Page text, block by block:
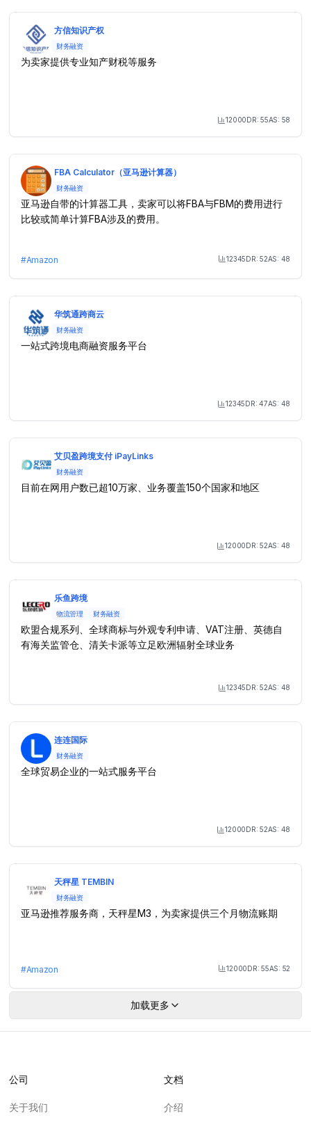
方信知识产权
财务融资
为卖家提供专业知产财税等服务
Month Visit
12000DR:55AS: 58
FBA Calculator（亚马逊计算器）
财务融资
亚马逊自带的计算器工具，卖家可以将FBA与FBM的费用进行
比较或简单计算FBA涉及的费用。
#Amazon Month Visit
12345DR:52AS: 48
华筑通跨商云
财务融资
一站式跨境电商融资服务平台
Month Visit
12345DR:47AS: 48
艾贝盈跨境支付 iPayLinks
财务融资
目前在网用户数已超10万家、业务覆盖150个国家和地区
Month Visit
12000DR:52AS: 48
乐鱼跨境
物流管理 财务融资
欧盟合规系列、全球商标与外观专利申请、VAT注册、英德自
有海关监管仓、清关卡派等立足欧洲辐射全球业务
Month Visit
12345DR:52AS: 48
连连国际
财务融资
全球贸易企业的一站式服务平台
Month Visit
12000DR:52AS: 48
天秤星 TEMBIN
财务融资
亚马逊推荐服务商，天秤星M3，为卖家提供三个月物流账期
#Amazon Month Visit
12000DR:55AS: 52
加载更多
公司
关于我们
文档
介绍